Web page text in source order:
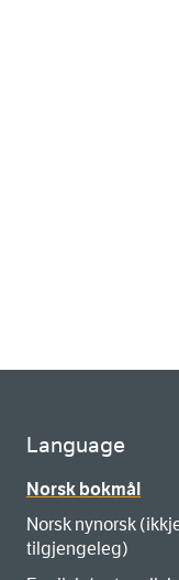
Language
Norsk bokmål
Norsk nynorsk
tilgjengeleg)